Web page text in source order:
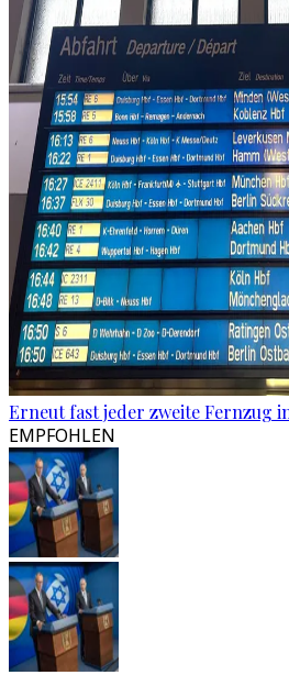
Erneut fast jeder zweite Fernzug
EMPFOHLEN